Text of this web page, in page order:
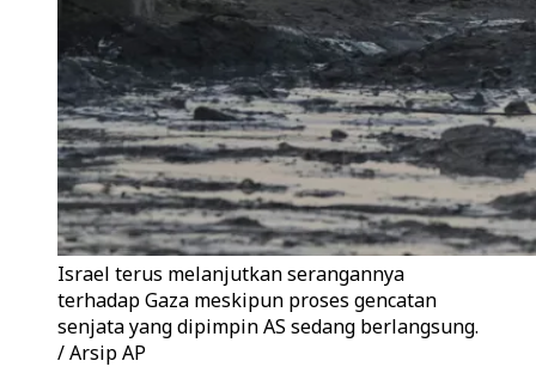
Israel terus melanjutkan serangannya
terhadap Gaza meskipun proses gencatan
senjata yang dipimpin AS sedang berlangsung.
/ Arsip AP